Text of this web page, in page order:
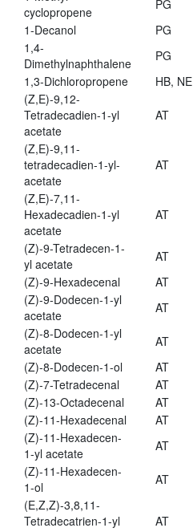
cyclopropene
PG
1-Decanol
PG
1,4-
Dimethylnaphthalene
PG
1,3-Dichloropropene
HB, NE
(Z,E)-9,12-
Tetradecadien-1-yl
acetate
AT
(Z,E)-9,11-
tetradecadien-1-yl-
acetate
AT
(Z,E)-7,11-
Hexadecadien-1-yl
acetate
AT
(Z)-9-Tetradecen-1-
yl acetate
AT
(Z)-9-Hexadecenal
AT
(Z)-9-Dodecen-1-yl
acetate
AT
(Z)-8-Dodecen-1-yl
acetate
AT
(Z)-8-Dodecen-1-ol
AT
(Z)-7-Tetradecenal
AT
(Z)-13-Octadecenal
AT
(Z)-11-Hexadecenal
AT
(Z)-11-Hexadecen-
1-yl acetate
AT
(Z)-11-Hexadecen-
1-ol
AT
(E,Z,Z)-3,8,11-
Tetradecatrien-1-yl
AT